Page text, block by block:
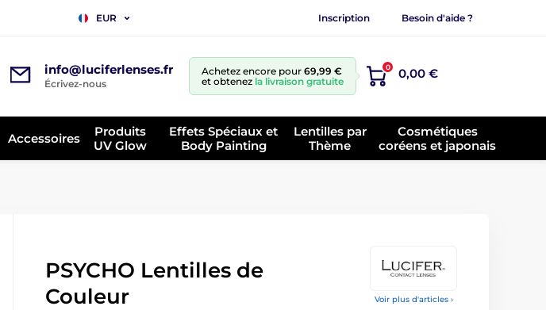
EUR Inscription Besoin d'aide ?
info@luciferlenses.fr
Écrivez-nous
Achetez encore pour 69,99 €
et obtenez la livraison gratuite
0 0,00 €
Accessoires
Produits
UV Glow
Effets Spéciaux et
Body Painting
Lentilles par
Thème
Cosmétiques
coréens et japonais
Voir plus d'articles ›
PSYCHO Lentilles de
Couleur